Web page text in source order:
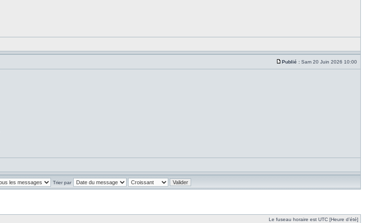
Publié : Sam 20 Juin 2026 10:00
Trier par
Le fuseau horaire est UTC [Heure d’été]